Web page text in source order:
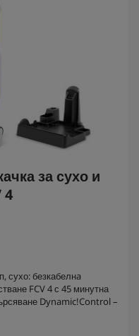
за сухо и
4
сухо: безкабелнa
FCV 4 с 45 минутна
Dynamic!Control –